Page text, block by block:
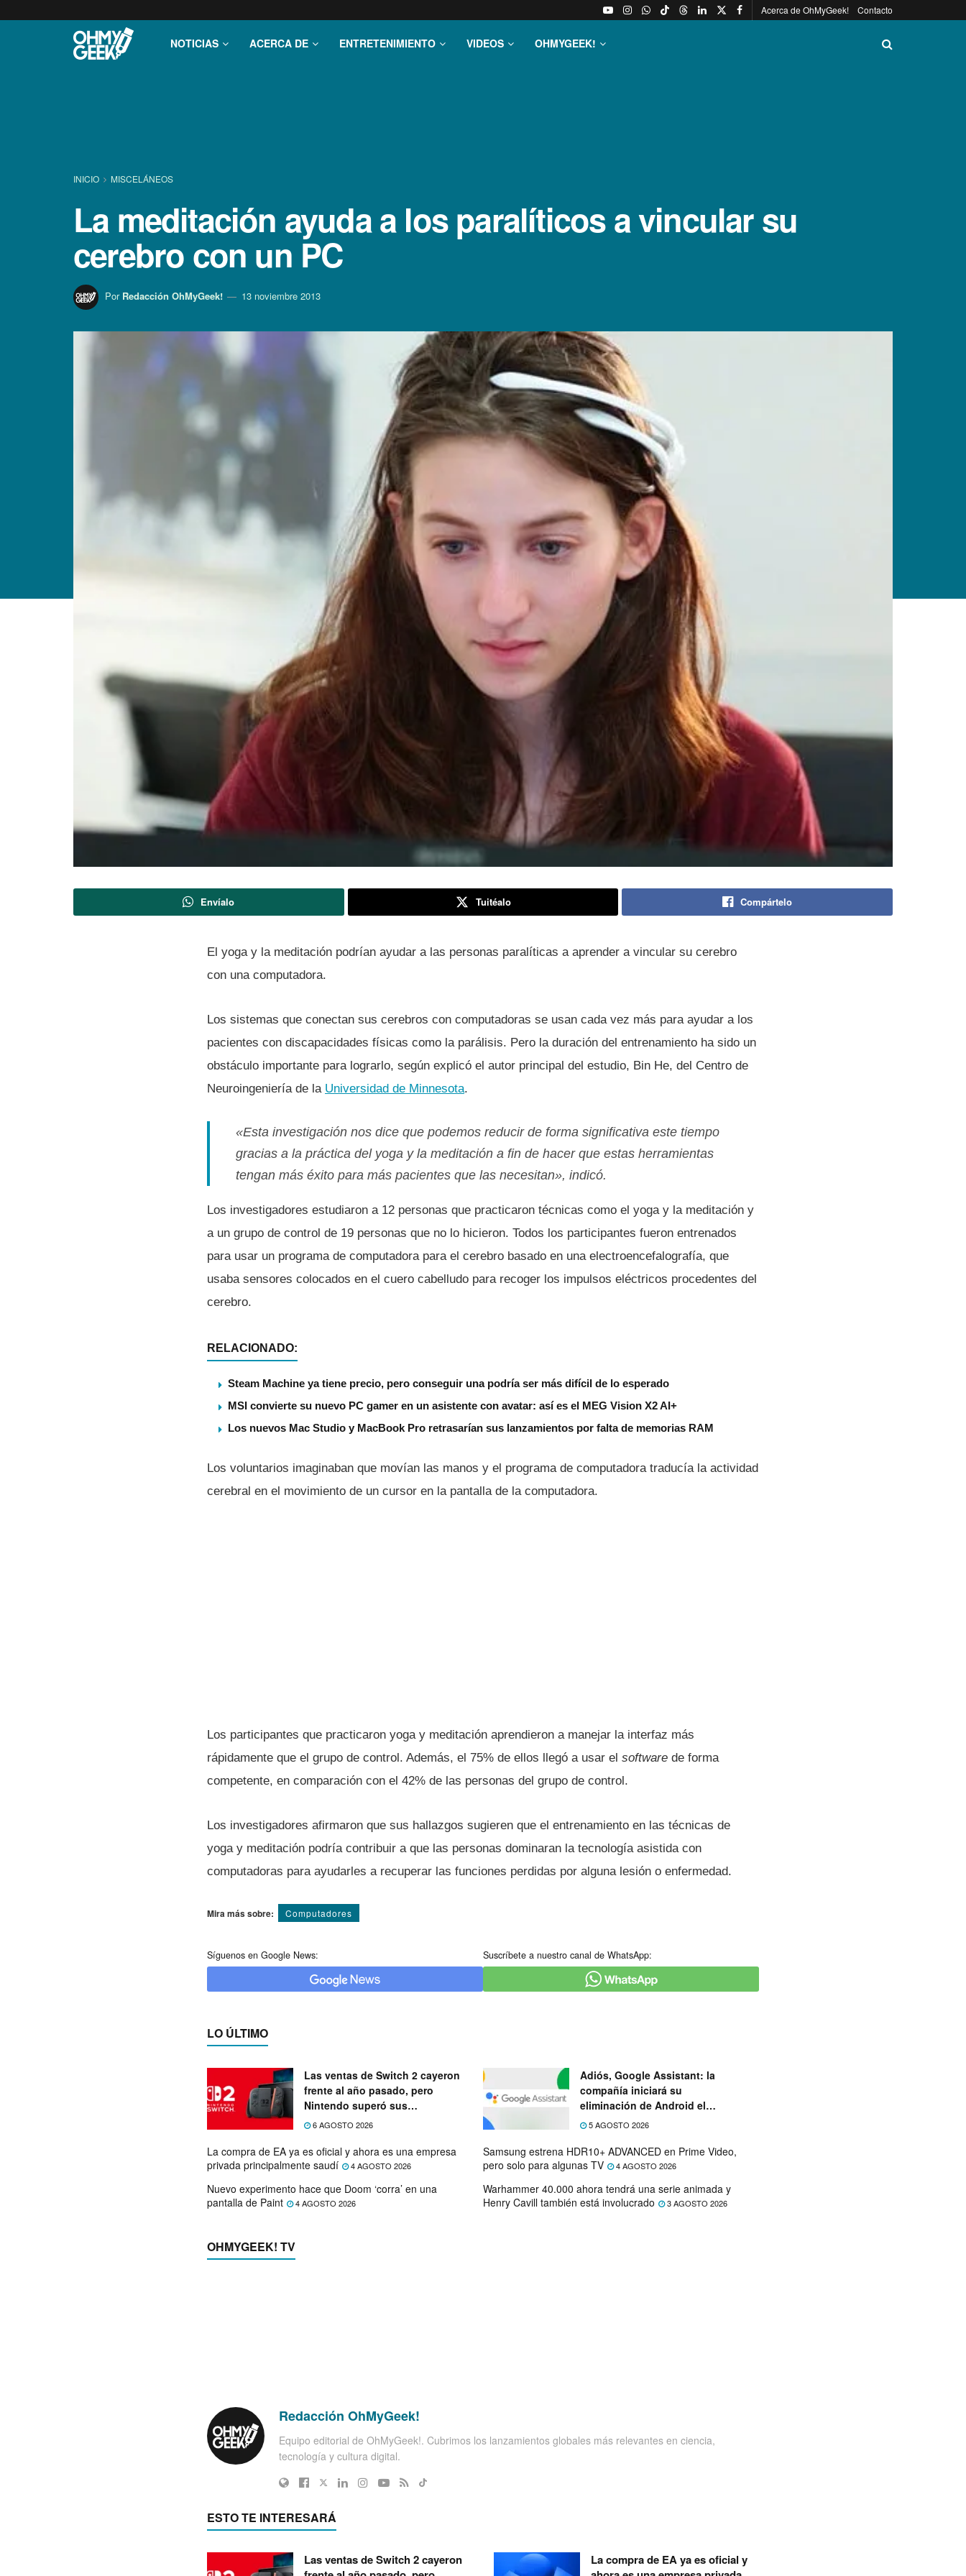
Acerca de OhMyGeek! Contacto
NOTICIAS ACERCA DE ENTRETENIMIENTO VIDEOS OHMYGEEK!
INICIO MISCELÁNEOS
La meditación ayuda a los paralí­ticos a vincular su
cerebro con un PC
Por Redacción OhMyGeek! 13 noviembre 2013
Envíalo Tuitéalo Compártelo
El yoga y la meditación podrí­an ayudar a las personas paralí­ticas a aprender a vincular su cerebro
con una computadora.
Los sistemas que conectan sus cerebros con computadoras se usan cada vez más para ayudar a los
pacientes con discapacidades fí­sicas como la parálisis. Pero la duración del entrenamiento ha sido un
obstáculo importante para lograrlo, según explicó el autor principal del estudio, Bin He, del Centro de
Neuroingenierí­a de la Universidad de Minnesota.
«Esta investigación nos dice que podemos reducir de forma significativa este tiempo
gracias a la práctica del yoga y la meditación a fin de hacer que estas herramientas
tengan más éxito para más pacientes que las necesitan», indicó.
Los investigadores estudiaron a 12 personas que practicaron técnicas como el yoga y la meditación y
a un grupo de control de 19 personas que no lo hicieron. Todos los participantes fueron entrenados
para usar un programa de computadora para el cerebro basado en una electroencefalografí­a, que
usaba sensores colocados en el cuero cabelludo para recoger los impulsos eléctricos procedentes del
cerebro.
RELACIONADO:
Steam Machine ya tiene precio, pero conseguir una podría ser más difícil de lo esperado
MSI convierte su nuevo PC gamer en un asistente con avatar: así es el MEG Vision X2 AI+
Los nuevos Mac Studio y MacBook Pro retrasarían sus lanzamientos por falta de memorias RAM
Los voluntarios imaginaban que moví­an las manos y el programa de computadora traducí­a la actividad
cerebral en el movimiento de un cursor en la pantalla de la computadora.
Los participantes que practicaron yoga y meditación aprendieron a manejar la interfaz más
rápidamente que el grupo de control. Además, el 75% de ellos llegó a usar el software de forma
competente, en comparación con el 42% de las personas del grupo de control.
Los investigadores afirmaron que sus hallazgos sugieren que el entrenamiento en las técnicas de
yoga y meditación podrí­a contribuir a que las personas dominaran la tecnologí­a asistida con
computadoras para ayudarles a recuperar las funciones perdidas por alguna lesión o enfermedad.
Mira más sobre: Computadores
Síguenos en Google News: Suscríbete a nuestro canal de WhatsApp:
LO ÚLTIMO
Las ventas de Switch 2 cayeron
frente al año pasado, pero
Nintendo superó sus
expectativas
6 AGOSTO 2026
Adiós, Google Assistant: la
compañía iniciará su
eliminación de Android el
próximo mes
5 AGOSTO 2026
La compra de EA ya es oficial y ahora es una empresa
privada principalmente saudí
4 AGOSTO 2026
Samsung estrena HDR10+ ADVANCED en Prime Video,
pero solo para algunas TV
4 AGOSTO 2026
Nuevo experimento hace que Doom ‘corra’ en una
pantalla de Paint
4 AGOSTO 2026
Warhammer 40.000 ahora tendrá una serie animada y
Henry Cavill también está involucrado
3 AGOSTO 2026
OHMYGEEK! TV
Redacción OhMyGeek!
Equipo editorial de OhMyGeek!. Cubrimos los lanzamientos globales más relevantes en ciencia,
tecnología y cultura digital.
ESTO TE INTERESARÁ
Las ventas de Switch 2 cayeron
La compra de EA ya es oficial y